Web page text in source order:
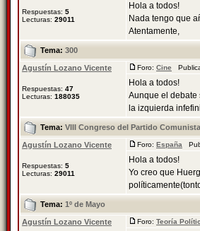
Respuestas: 5
Lecturas: 29011
Hola a todos!
Nada tengo que
Atentamente,
Tema: 300
Agustín Lozano Vicente
Respuestas: 47
Lecturas: 188035
Foro: Cine
Hola a todos!
Aunque el debate
la izquierda
Tema: VIII Congreso del Partido
Agustín Lozano Vicente
Respuestas: 5
Lecturas: 29011
Foro: España
Hola a todos!
Yo creo que
Tema: 1º de Mayo
Agustín Lozano Vicente Foro: Teoría